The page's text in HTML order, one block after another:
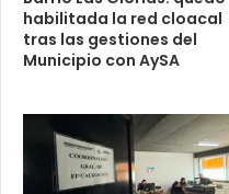
habilitada la red cloacal
tras las gestiones del
Municipio con AySA